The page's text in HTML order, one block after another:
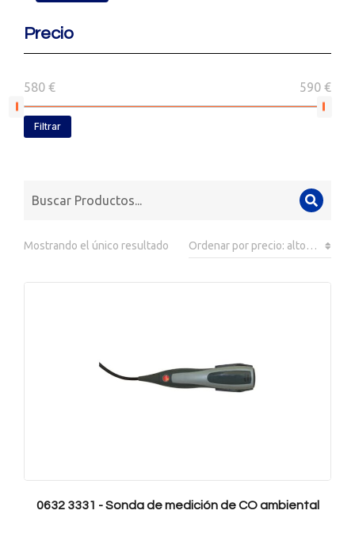
Precio
580 € 590 €
Filtrar
Mostrando el único resultado
0632 3331 - Sonda de medición de CO ambiental